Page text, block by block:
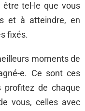
tel-le que vous
et à atteindre, en
fixés.
moments de
e. Ce sont ces
profitez de chaque
vous, celles avec